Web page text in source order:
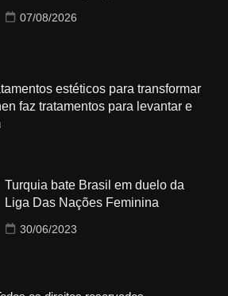
07/08/2026
estéticos para transformar
faz tratamentos para levantar e
Turquia bate Brasil em duelo da
Liga Das Nações Feminina
30/06/2023